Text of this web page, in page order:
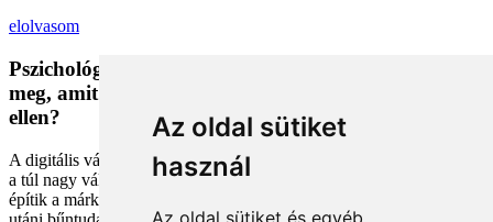
Az oldal sütiket
használ
Az oldal sütiket és egyéb
elolvasom
Pszichológiai trükkök a kosárban: Miért vesszük
meg, amit megveszünk, és mit tehetünk a bűntudat
ellen?
A digitális vásárlás kényelmes, de tele van pszichológiai csapdákkal
a túl nagy választéktól a hosszas böngészésig. Megmutatjuk, hogyan
építik a márkák a bizalmadat online, és miként kerüld el a vásárlás